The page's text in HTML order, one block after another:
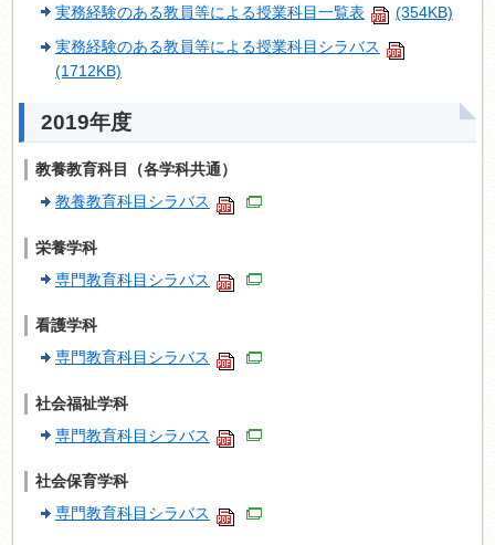
実務経験のある教員等による授業科目一覧表
(354KB)
実務経験のある教員等による授業科目シラバス
(1712KB)
2019年度
教養教育科目（各学科共通）
教養教育科目シラバス
栄養学科
専門教育科目シラバス
看護学科
専門教育科目シラバス
社会福祉学科
専門教育科目シラバス
社会保育学科
専門教育科目シラバス